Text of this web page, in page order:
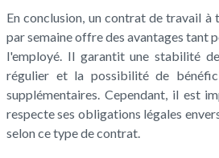
En conclusion, un contrat de travail à
par semaine offre des avantages tant
l'employé. Il garantit une stabilité
régulier et la possibilité de
supplémentaires. Cependant, il est
respecte ses obligations légales
selon ce type de contrat.